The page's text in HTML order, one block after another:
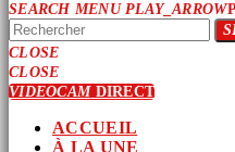
SEARCH MENU PLAY_ARROW
CLOSE
CLOSE
VIDEOCAMDIRECT
ACCUEIL
À LA UNE